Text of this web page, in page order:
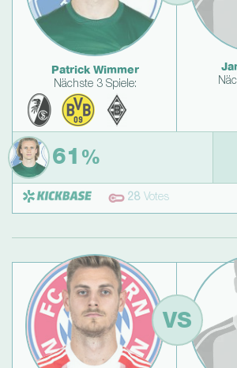
Patrick Wimmer
Nächste 3 Spiele:
61 %
28 Votes
VS